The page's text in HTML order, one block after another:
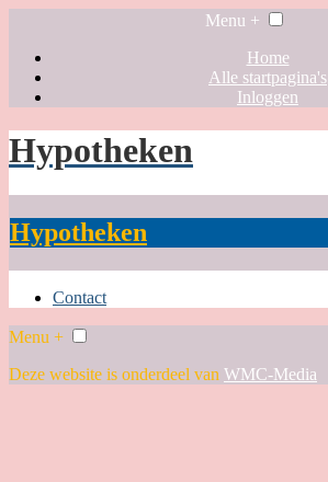
Menu +
Home
Alle startpagina's
Inloggen
Hypotheken
Hypotheken
Contact
Menu +
Deze website is onderdeel van WMC-Media